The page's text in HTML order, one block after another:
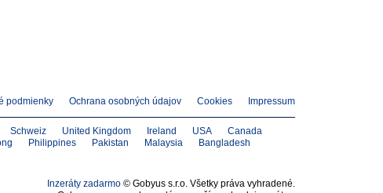
podmienky Ochrana osobných údajov Cookies Impressum
Schweiz United Kingdom Ireland USA
Canada
Philippines Pakistan Malaysia
Bangladesh
Inzeráty zadarmo © Gobyus s.r.o. Všetky práva vyhradené.